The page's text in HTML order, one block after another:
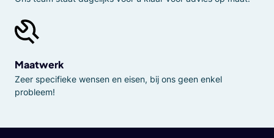
Maatwerk
Zeer specifieke wensen en eisen, bij ons geen enkel
probleem!